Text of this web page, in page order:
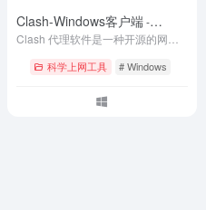
Clash-Windows客户端-
v0.20.39
科学上网工具 # Windows